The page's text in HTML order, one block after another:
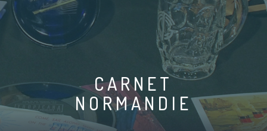
CARNET
NORMANDIE